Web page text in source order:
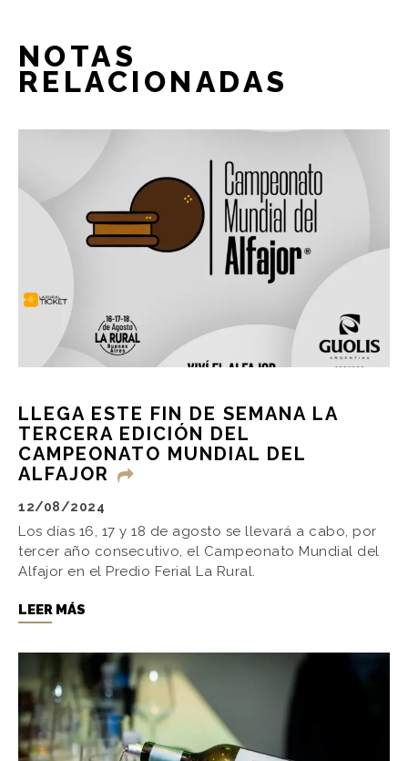
NOTAS
RELACIONADAS
LLEGA ESTE FIN DE SEMANA LA
TERCERA EDICIÓN DEL
CAMPEONATO MUNDIAL DEL
ALFAJOR
12/08/2024
Los días 16, 17 y 18 de agosto se llevará a cabo, por
tercer año consecutivo, el Campeonato Mundial del
Alfajor en el Predio Ferial La Rural.
LEER MÁS